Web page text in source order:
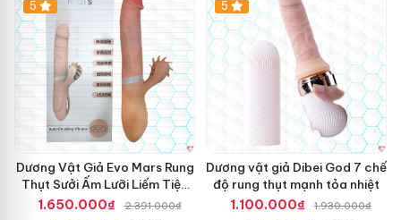
5
Dương Vật Giả Evo Mars Rung
Thụt Sưởi Ấm Lưỡi Liếm Tiện
Ích
1.650.000₫ 2.391.000₫
Hot
5
Dương vật giả Dibei God 7 chế
độ rung thụt mạnh tỏa nhiệt
1.100.000₫
1.930.000₫